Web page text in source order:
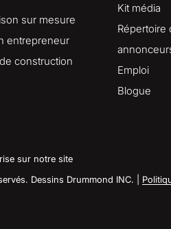
sur mesure
entrepreneur
construction
Kit média
Répertoire
Emploi
Blogue
sur notre site
Dessins Drummond INC. |